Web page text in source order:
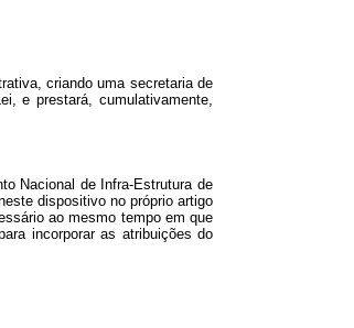
criando uma secretaria de
e prestará, cumulativamente,
Nacional de Infra-Estrutura de
dispositivo no próprio artigo
ao mesmo tempo em que
incorporar as atribuições do